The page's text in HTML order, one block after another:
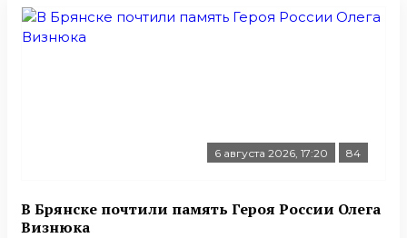
6 августа 2026, 17:20 84
В Брянске почтили память Героя России Олега
Визнюка